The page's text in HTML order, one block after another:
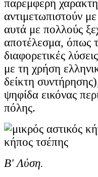
παρεμφερή
αντιμετωπιστούν
αυτά με πολλούς
αποτέλεσμα, όπως
διαφορετικές
με τη χρήση
δείκτη
ψηφίδα εικόνας
πόλης.
Β' Λύση.